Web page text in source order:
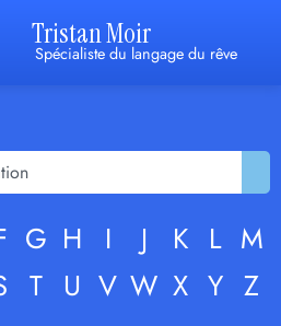
Tristan Moir
Spécialiste du langage du rêve
G H I J K L M
T U V W X Y Z